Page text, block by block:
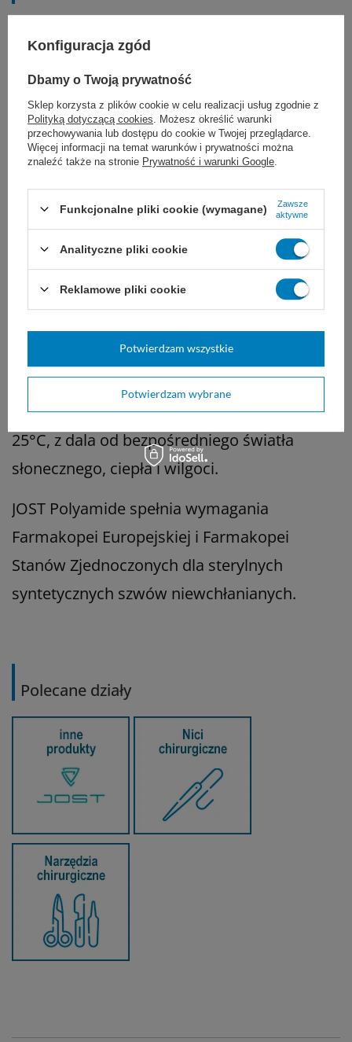
ogólne przybliżenie tkanek miękkich
chirurgia sercowo-naczyniowa
neurochirurgia
chirurgia okulistyczna
Dobór nici JOST zależy od ogólnego stanu
pacjenta, wielkości uszkodzonej tkanki i rany,
a także od wybranej techniki i doświadczenia
chirurga.Nie są znane żadne
przeciwwskazania do stosowania nici
poliamidowych JOST.
Przechowywać w maksymalnej temperaturze
25°C, z dala od bezpośredniego światła
słonecznego, ciepła i wilgoci.
JOST Polyamide spełnia wymagania
Farmakopei Europejskiej i Farmakopei
Stanów Zjednoczonych dla sterylnych
syntetycznych szwów niewchłanianych.
Polecane działy
Konfiguracja zgód
Dbamy o Twoją prywatność
Sklep korzysta z plików cookie w celu realizacji usług zgodnie z
Polityką dotyczącą cookies . Możesz określić warunki
przechowywania lub dostępu do cookie w Twojej przeglądarce.
Więcej informacji na temat warunków i prywatności można
znaleźć także na stronie Prywatność i warunki Google
Funkcjonalne pliki cookie (wymagane)
Zawsze
aktywne
Analityczne pliki cookie
Reklamowe pliki cookie
Potwierdzam wybrane
Potwierdzam wszystkie